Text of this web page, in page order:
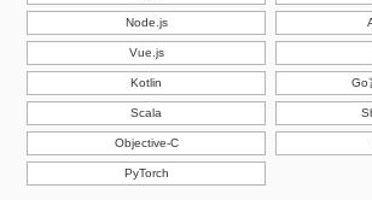
Node.js
Vue.js
Kotlin Go
Scala
Objective-C
PyTorch